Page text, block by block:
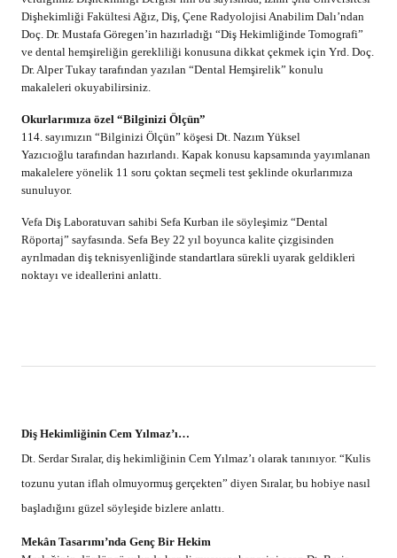
Dişhekimliği Fakültesi Ağız, Diş, Çene Radyolojisi Anabilim Dalı’ndan
Doç. Dr. Mustafa Göregen’in hazırladığı “Diş Hekimliğinde Tomografi”
ve dental hemşireliğin gerekliliği konusuna dikkat çekmek için Yrd. Doç.
Dr. Alper Tukay tarafından yazılan “Dental Hemşirelik” konulu
makaleleri okuyabilirsiniz.
Okurlarımıza özel “Bilginizi Ölçün”
114. sayımızın “Bilginizi Ölçün” köşesi Dt. Nazım Yüksel
Yazıcıoğlu tarafından hazırlandı. Kapak konusu kapsamında yayımlanan
makalelere yönelik 11 soru çoktan seçmeli test şeklinde okurlarımıza
sunuluyor.
Vefa Diş Laboratuvarı sahibi Sefa Kurban ile söyleşimiz “Dental
Röportaj” sayfasında. Sefa Bey 22 yıl boyunca kalite çizgisinden
ayrılmadan diş teknisyenliğinde standartlara sürekli uyarak geldikleri
noktayı ve ideallerini anlattı.
Diş Hekimliğinin Cem Yılmaz’ı…
Dt. Serdar Sıralar, diş hekimliğinin Cem Yılmaz’ı olarak tanınıyor. “Kulis
tozunu yutan iflah olmuyormuş gerçekten” diyen Sıralar, bu hobiye nasıl
başladığını güzel söyleşide bizlere anlattı.
Mekân Tasarımı’nda Genç Bir Hekim